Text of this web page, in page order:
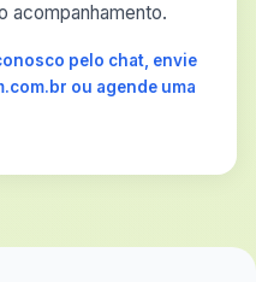
acompanhamento.
pelo chat, envie
ou agende uma